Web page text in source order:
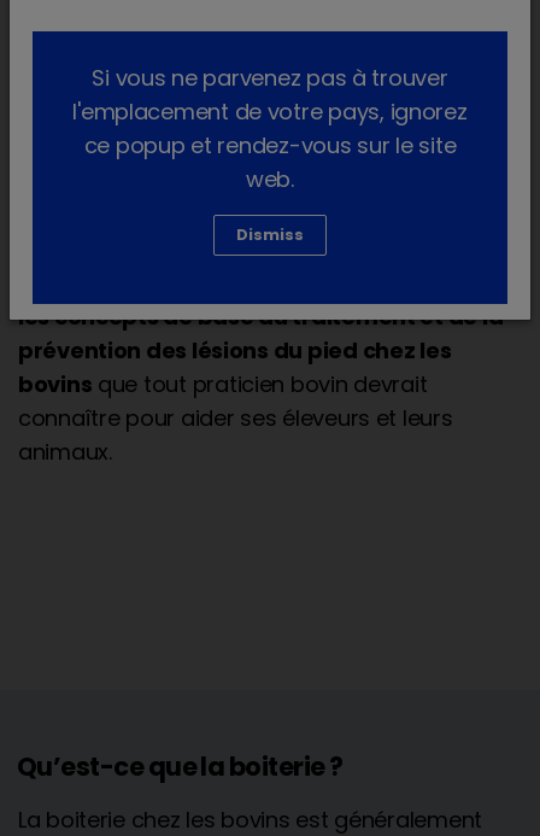
animaux boiteux et un traitement rapide et
efficace sont les pierres angulaires de la
préservation de la santé des pieds et des
pattes et de la réduction de l’impact négatif de
la boiterie sur le bien-être des vaches laitières.
les concepts de base du traitement et de la
prévention des lésions du pied chez les
bovins que tout praticien bovin devrait
connaître pour aider ses éleveurs et leurs
animaux.
Qu’est-ce que la boiterie ?
La boiterie chez les bovins est généralement
Si vous ne parvenez pas à trouver
l'emplacement de votre pays, ignorez
ce popup et rendez-vous sur le site
web.
Dismiss